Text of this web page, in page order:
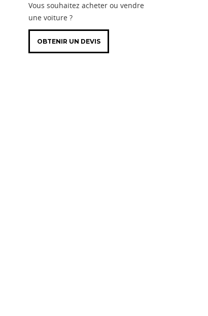
Vous souhaitez acheter ou vendre
une voiture ?
OBTENIR UN DEVIS